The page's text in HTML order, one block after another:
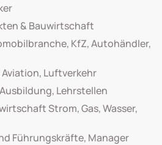
& Bauwirtschaft
KfZ, Autohändler,
Luftverkehr
Lehrstellen
Strom, Gas, Wasser,
Führungskräfte, Manager